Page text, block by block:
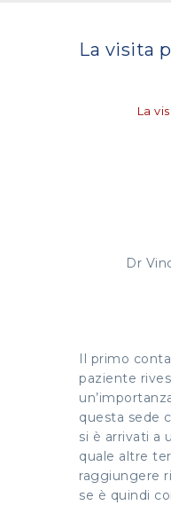
La visita
La
Dr
Il primo
paziente
questa sede
si è arrivati a
quale altre
raggiungere
se è quindi